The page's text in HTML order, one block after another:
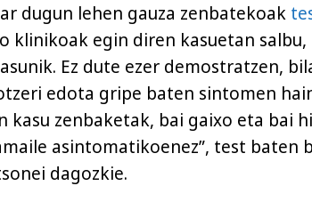
dugun lehen gauza zenbatekoak
klinikoak egin diren kasuetan salbu,
Ez dute ezer demostratzen,
edota gripe baten sintomen
kasu zenbaketak, bai gaixo eta bai
asintomatikoenez”, test baten
dagozkie.